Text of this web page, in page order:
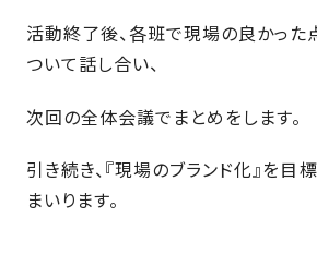
基
準
採
ワ
ン
き
渡
物
暮
ら
こ
ら
島
モ
タ
ビ
ー
客
様
イ
ベ
ト
報
新
会
社
報
ご
活動終了後、各班で現場の良かった
ついて話し合い、
次回の全体会議でまとめをします。
引き続き、『現場のブランド化』を目
まいります。